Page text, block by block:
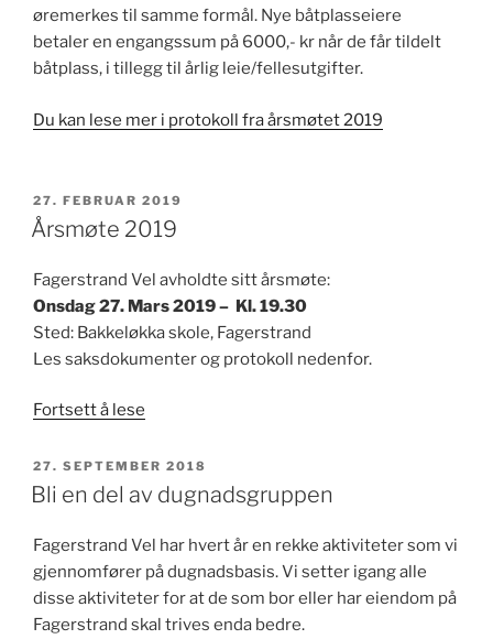
øremerkes til samme formål. Nye båtplasseiere
betaler en engangssum på 6000,- kr når de får tildelt
båtplass, i tillegg til årlig leie/fellesutgifter.
Du kan lese mer i protokoll fra årsmøtet 2019
PUBLISERT
27. FEBRUAR 2019
Årsmøte 2019
Fagerstrand Vel avholdte sitt årsmøte:
Onsdag 27. Mars 2019 – Kl. 19.30
Sted: Bakkeløkka skole, Fagerstrand
Les saksdokumenter og protokoll nedenfor.
Fortsett å lese
PUBLISERT
27. SEPTEMBER 2018
Bli en del av dugnadsgruppen
Fagerstrand Vel har hvert år en rekke aktiviteter som vi
gjennomfører på dugnadsbasis. Vi setter igang alle
disse aktiviteter for at de som bor eller har eiendom på
Fagerstrand skal trives enda bedre.